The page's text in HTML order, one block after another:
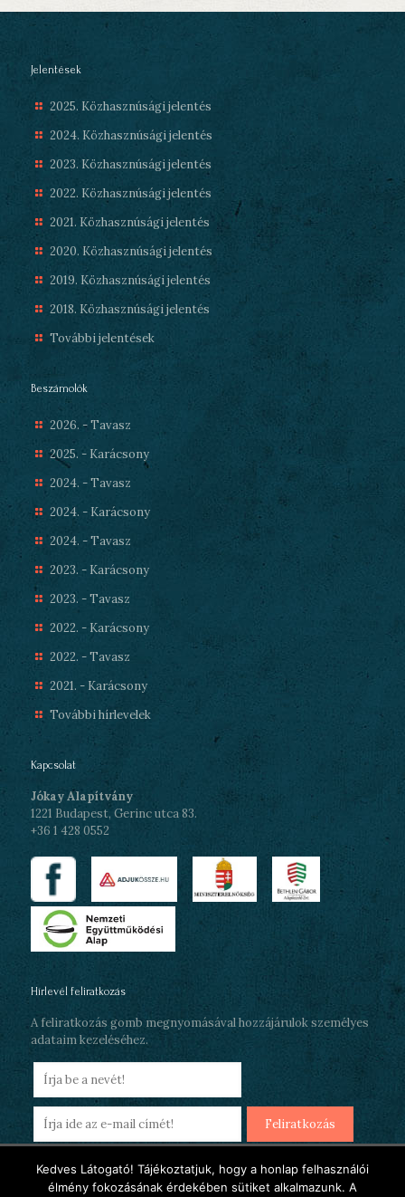
Jelentések
2025. Közhasznúsági jelentés
2024. Közhasznúsági jelentés
2023. Közhasznúsági jelentés
2022. Közhasznúsági jelentés
2021. Közhasznúsági jelentés
2020. Közhasznúsági jelentés
2019. Közhasznúsági jelentés
2018. Közhasznúsági jelentés
További jelentések
Beszámolók
2026. - Tavasz
2025. - Karácsony
2024. - Tavasz
2024. - Karácsony
2024. - Tavasz
2023. - Karácsony
2023. - Tavasz
2022. - Karácsony
2022. - Tavasz
2021. - Karácsony
További hírlevelek
Kapcsolat
Jókay Alapítvány
1221 Budapest, Gerinc utca 83.
+36 1 428 0552
Hírlevél feliratkozás
A feliratkozás gomb megnyomásával hozzájárulok személyes
adataim kezeléséhez.
Kedves Látogató! Tájékoztatjuk, hogy a honlap felhasználói
élmény fokozásának érdekében sütiket alkalmazunk. A